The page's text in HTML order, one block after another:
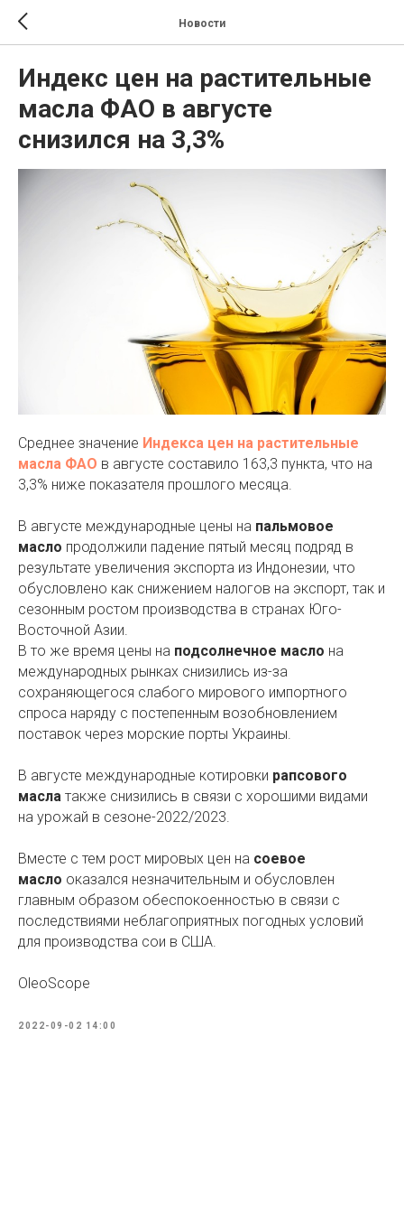
Новости
Индекс цен на растительные
масла ФАО в августе
снизился на 3,3%
Среднее значение Индекса цен на растительные
масла ФАО в августе составило 163,3 пункта, что на
3,3% ниже показателя прошлого месяца.
В августе международные цены на пальмовое
масло продолжили падение пятый месяц подряд в
результате увеличения экспорта из Индонезии, что
обусловлено как снижением налогов на экспорт, так и
сезонным ростом производства в странах Юго-
Восточной Азии.
В то же время цены на подсолнечное масло на
международных рынках снизились из-за
сохраняющегося слабого мирового импортного
спроса наряду с постепенным возобновлением
поставок через морские порты Украины.
В августе международные котировки рапсового
масла также снизились в связи с хорошими видами
на урожай в сезоне-2022/2023.
Вместе с тем рост мировых цен на соевое
масло оказался незначительным и обусловлен
главным образом обеспокоенностью в связи с
последствиями неблагоприятных погодных условий
для производства сои в США.
OleoScope
2022-09-02 14:00